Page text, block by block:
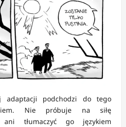
adaptacji podchodzi do tego
Nie próbuje na siłę
ani tłumaczyć go językiem